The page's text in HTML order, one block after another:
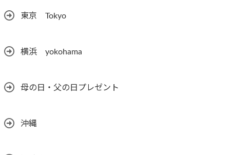
東京 Tokyo
横浜 yokohama
母の日・父の日プレゼント
沖縄